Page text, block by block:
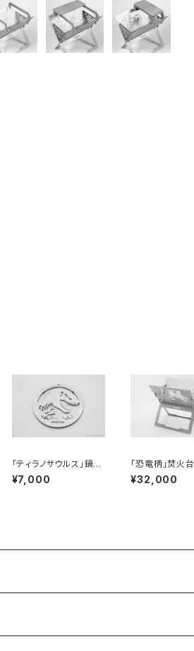
「ティラノサウルス」鍋敷
き
¥7,000
「恐竜柄」焚火台
¥32,000